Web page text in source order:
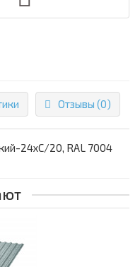
Отзывы (0)
24хС/20, RAL 7004